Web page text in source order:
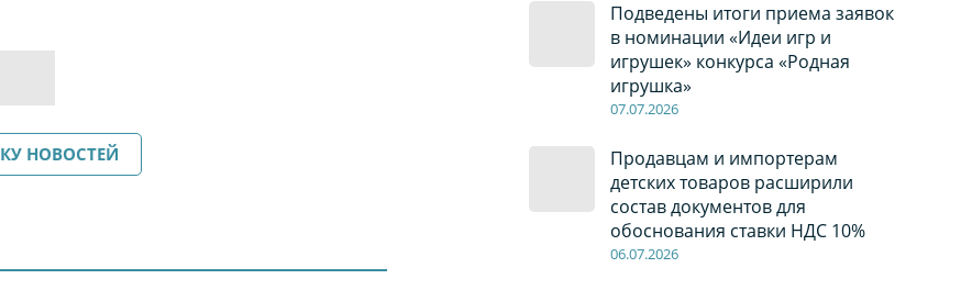
Подведены итоги приема заявок
в номинации «Идеи игр и
игрушек» конкурса «Родная
игрушка»
07.07.2026
Продавцам и импортерам
детских товаров расширили
состав документов для
обоснования ставки НДС 10%
06.07.2026
НОВОСТЕЙ